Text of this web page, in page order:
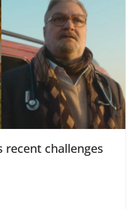
recent challenges